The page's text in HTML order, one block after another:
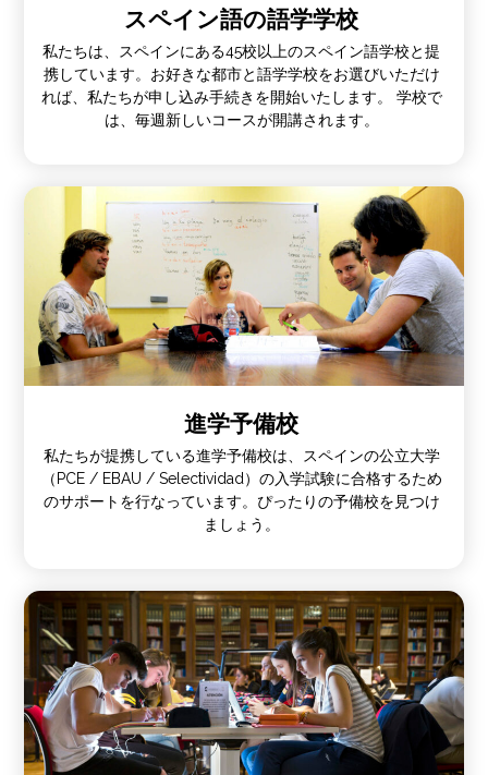
スペイン語の語学学校
私たちは、スペインにある45校以上のスペイン語学校と提
携しています。お好きな都市と語学学校をお選びいただけ
れば、私たちが申し込み手続きを開始いたします。 学校で
は、毎週新しいコースが開講されます。
進学予備校
私たちが提携している進学予備校は、スペインの公立大学
（PCE / EBAU / Selectividad）の入学試験に合格するため
のサポートを行なっています。ぴったりの予備校を見つけ
ましょう。